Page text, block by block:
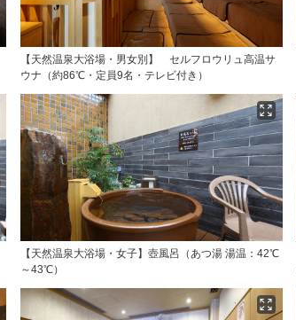
【天然温泉大浴場・男女別】 セルフロウリュ高温サ
ウナ（約86℃・定員9名・テレビ付き）
【天然温泉大浴場・女子】壺風呂（あつ湯 湯温：42℃
～43℃）